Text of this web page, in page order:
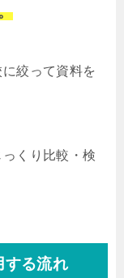
絞って資料を
くり比較・検
する流れ